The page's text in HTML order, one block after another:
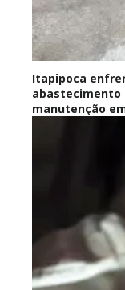
Itapipoca
abastecimento
manutenção